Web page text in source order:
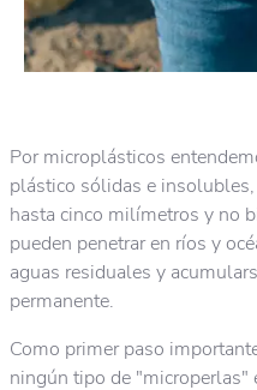
Por microplásticos
plástico sólidas e
hasta cinco milímetros y no
pueden penetrar en ríos y
aguas residuales y
permanente.
Como primer paso
ningún tipo de "microperlas"